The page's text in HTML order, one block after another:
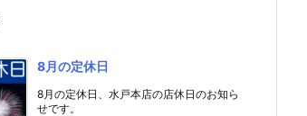
8月の定休日
8月の定休日、水戸本店の店休日のお知ら
せです。